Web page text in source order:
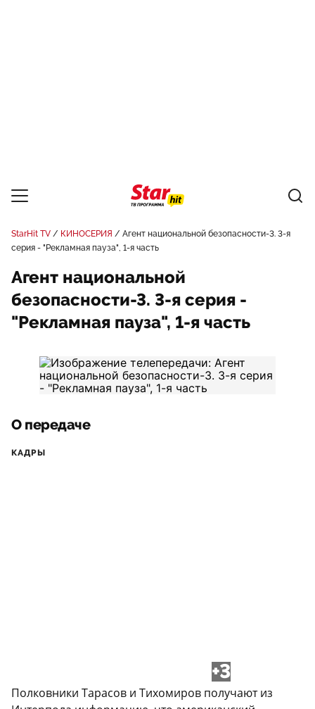
StarHit TV КИНОСЕРИЯ
Агент национальной безопасности-3. 3-я
серия - "Рекламная пауза", 1-я часть
Агент национальной
безопасности-3. 3-я серия -
"Рекламная пауза", 1-я часть
О передаче
КАДРЫ
+3
Полковники Тарасов и Тихомиров получают из